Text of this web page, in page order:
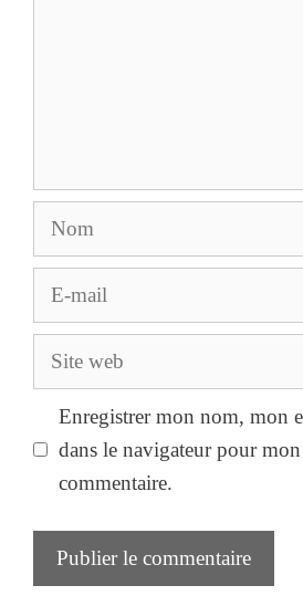
Nom
E-
Site
Enregistrer mon nom, mon
dans le navigateur pour
commentaire.